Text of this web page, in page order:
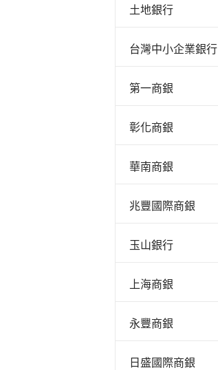
土地銀行
台灣中小企業銀行
第一商銀
彰化商銀
華南商銀
兆豐國際商銀
玉山銀行
上海商銀
永豐商銀
日盛國際商銀